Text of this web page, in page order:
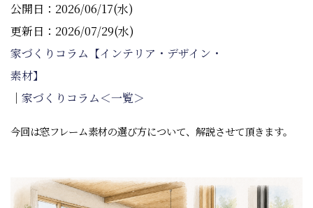
公開日：2026/06/17(水)
更新日：2026/07/29(水)
家づくりコラム【インテリア・デザイン・
素材】
｜ 家づくりコラム＜一覧＞
今回は窓フレーム素材の選び方について、解説させて頂きます。